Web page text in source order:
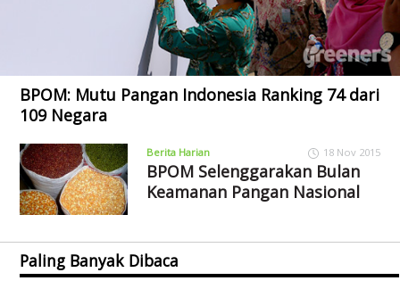
BPOM: Mutu Pangan Indonesia Ranking 74 dari
109 Negara
Berita Harian 18 Nov 2015
BPOM Selenggarakan Bulan
Keamanan Pangan Nasional
Paling Banyak Dibaca